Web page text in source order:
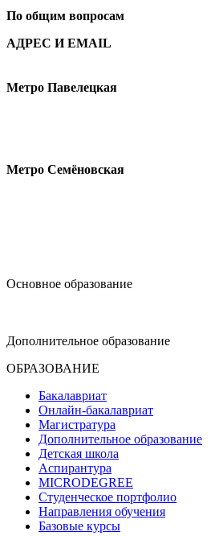
По общим вопросам
АДРЕС И EMAIL
Метро Павелецкая
Метро Семёновская
Основное образование
Дополнительное образование
ОБРАЗОВАНИЕ
Бакалавриат
Онлайн-бакалавриат
Магистратура
Дополнительное образование
Детская школа
Аспирантура
MICRODEGREE
Студенческое портфолио
Направления обучения
Базовые курсы